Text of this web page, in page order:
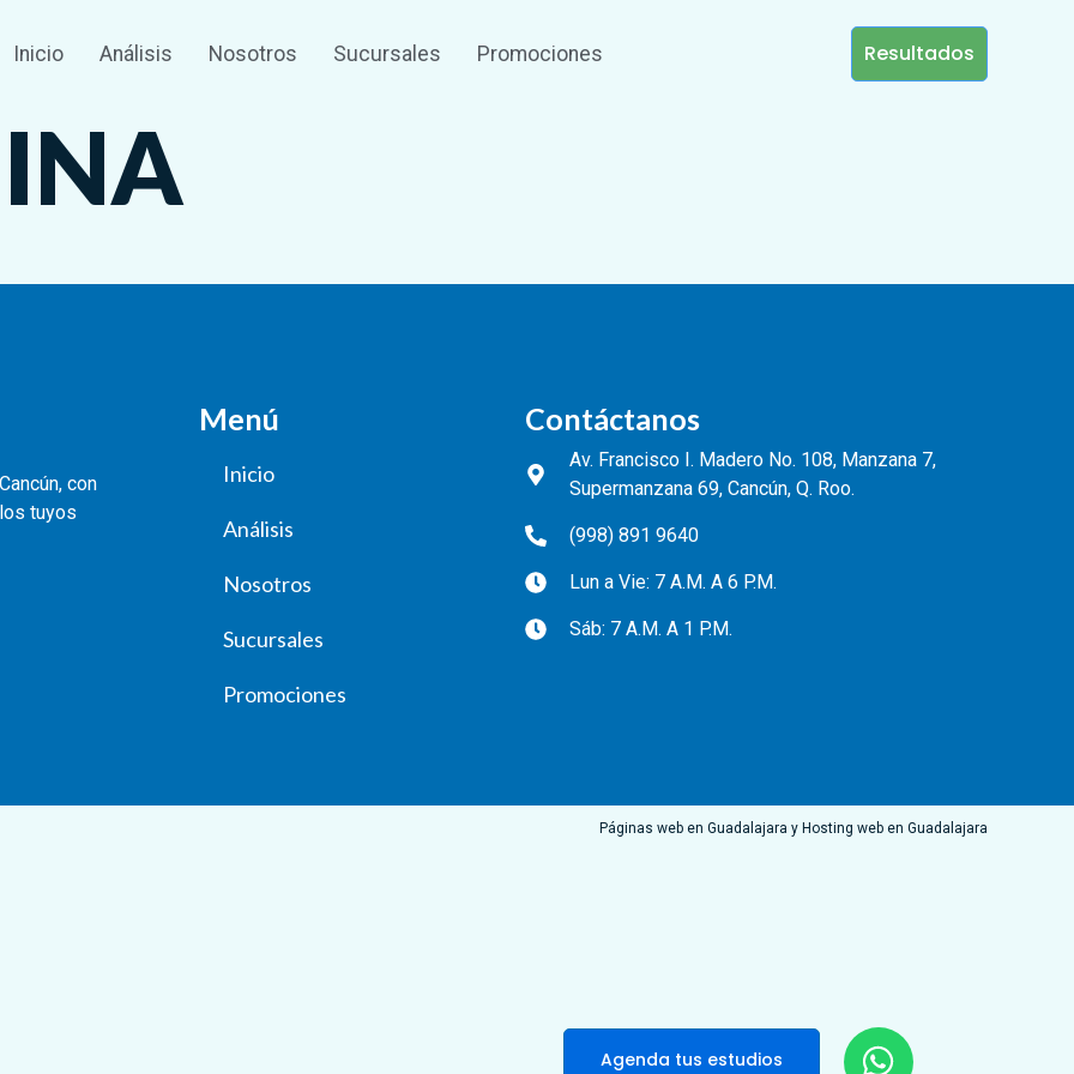
Inicio Análisis Nosotros Sucursales Promociones Resultados
con
tuyos
Menú
Inicio
Análisis
Nosotros
Sucursales
Promociones
Contáctanos
Av. Francisco I. Madero No. 108, Manzana 7,
Supermanzana 69, Cancún, Q. Roo.
(998) 891 9640
Lun a Vie: 7 A.M. A 6 P.M.
Sáb: 7 A.M. A 1 P.M.
Agenda tus estudios
Páginas web en Guadalajara y Hosting web en Guadalajara